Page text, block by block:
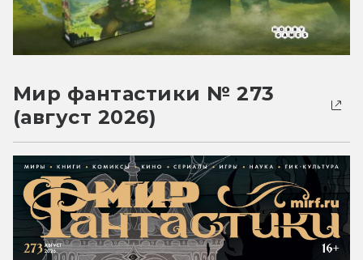
Мир фантастики № 273
(август 2026)